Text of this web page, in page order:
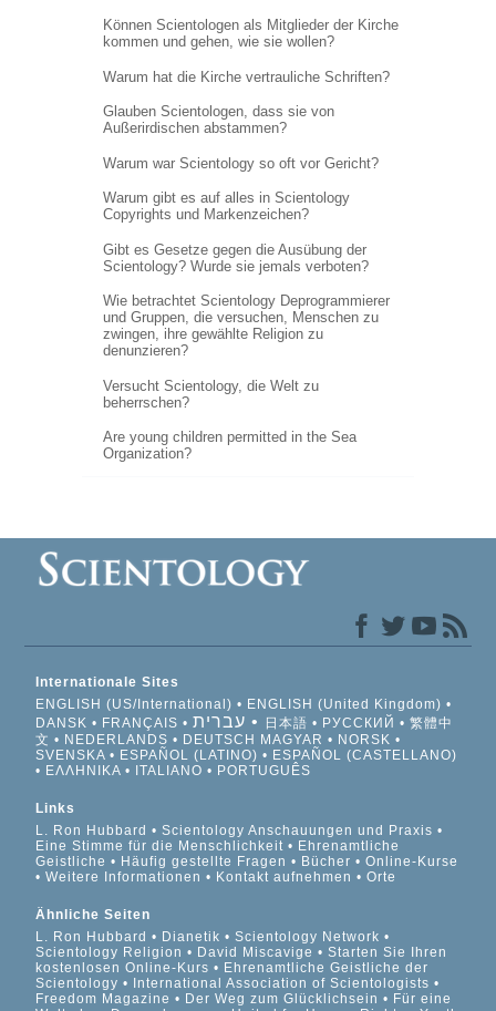
Können Scientologen als Mitglieder der Kirche
kommen und gehen, wie sie wollen?
Warum hat die Kirche vertrauliche Schriften?
Glauben Scientologen, dass sie von
Außerirdischen abstammen?
Warum war Scientology so oft vor Gericht?
Warum gibt es auf alles in Scientology
Copyrights und Markenzeichen?
Gibt es Gesetze gegen die Ausübung der
Scientology? Wurde sie jemals verboten?
Wie betrachtet Scientology Deprogrammierer
und Gruppen, die versuchen, Menschen zu
zwingen, ihre gewählte Religion zu
denunzieren?
Versucht Scientology, die Welt zu
beherrschen?
Are young children permitted in the Sea
Organization?
Internationale Sites
ENGLISH (US/International)
ENGLISH (United Kingdom)
DANSK
FRANÇAIS עברית 日本語 РУССКИЙ
繁體中
文
NEDERLANDS DEUTSCH MAGYAR
NORSK
SVENSKA
ESPAÑOL (LATINO)
ESPAÑOL (CASTELLANO)
ΕΛΛΗΝΙΚA
ITALIANO PORTUGUÊS
Links
L. Ron Hubbard
Scientology Anschauungen und Praxis
Eine Stimme für die Menschlichkeit
Ehrenamtliche
Geistliche
Häufig gestellte Fragen Bücher
Online-Kurse
Weitere Informationen
Kontakt aufnehmen Orte
Ähnliche Seiten
L. Ron Hubbard
Dianetik
Scientology Network
Scientology Religion
David Miscavige
Starten Sie Ihren
kostenlosen Online-Kurs
Ehrenamtliche Geistliche der
Scientology
International Association of Scientologists
Freedom Magazine
Der Weg zum Glücklichsein
Für eine